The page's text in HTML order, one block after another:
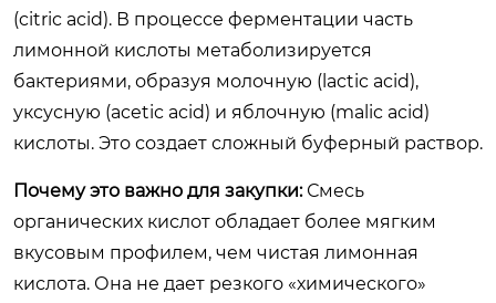
(citric acid). В процессе ферментации часть
лимонной кислоты метаболизируется
бактериями, образуя молочную (lactic acid),
уксусную (acetic acid) и яблочную (malic acid)
кислоты. Это создает сложный буферный раствор.
Почему это важно для закупки:Смесь
органических кислот обладает более мягким
вкусовым профилем, чем чистая лимонная
кислота. Она не дает резкого «химического»